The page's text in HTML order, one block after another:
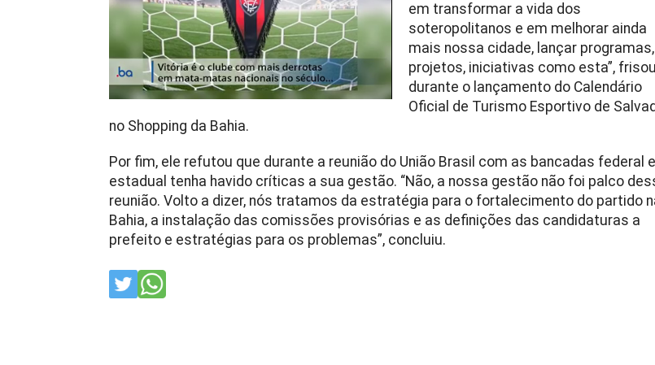
em transformar a vida dos
soteropolitanos e em melhorar ainda
mais nossa cidade, lançar programas,
projetos, iniciativas como esta”,
durante o lançamento do Calendário
Oficial de Turismo Esportivo de
no Shopping da Bahia.
Por fim, ele refutou que durante a reunião do União Brasil com as bancadas federal e
estadual tenha havido críticas a sua gestão. “Não, a nossa gestão não foi palco
reunião. Volto a dizer, nós tratamos da estratégia para o fortalecimento do partido
Bahia, a instalação das comissões provisórias e as definições das candidaturas a
prefeito e estratégias para os problemas”, concluiu.